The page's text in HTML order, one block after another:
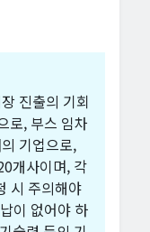
진출의 기회
로, 부스 임차
기업으로,
개사이며, 각
시 주의해야
이 없어야 하